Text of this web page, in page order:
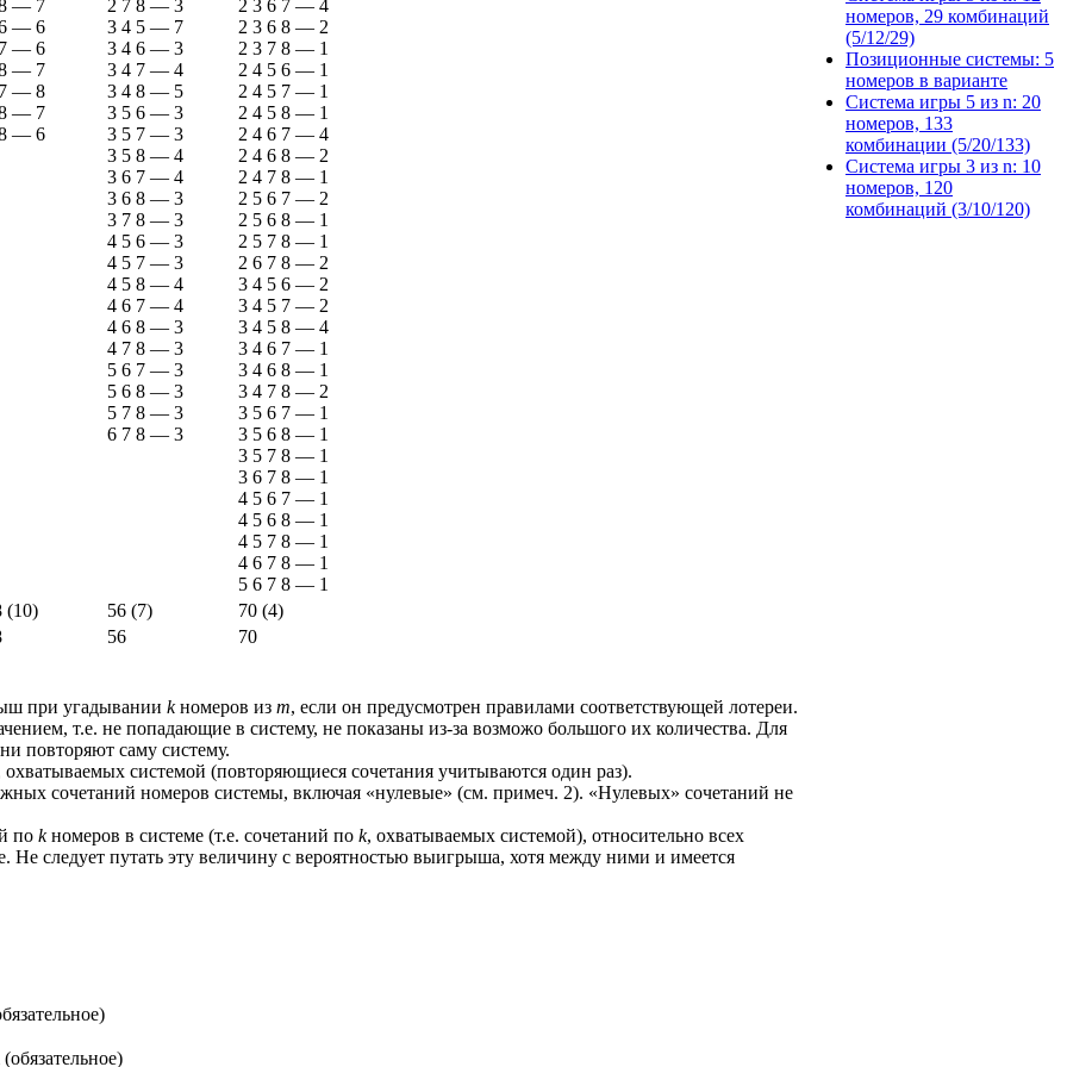
— 7
— 6
— 6
— 7
— 8
— 7
— 6
2 7 8 — 3
3 4 5 — 7
3 4 6 — 3
3 4 7 — 4
3 4 8 — 5
3 5 6 — 3
3 5 7 — 3
3 5 8 — 4
3 6 7 — 4
3 6 8 — 3
3 7 8 — 3
4 5 6 — 3
4 5 7 — 3
4 5 8 — 4
4 6 7 — 4
4 6 8 — 3
4 7 8 — 3
5 6 7 — 3
5 6 8 — 3
5 7 8 — 3
6 7 8 — 3
2 3 6 7 — 4
2 3 6 8 — 2
2 3 7 8 — 1
2 4 5 6 — 1
2 4 5 7 — 1
2 4 5 8 — 1
2 4 6 7 — 4
2 4 6 8 — 2
2 4 7 8 — 1
2 5 6 7 — 2
2 5 6 8 — 1
2 5 7 8 — 1
2 6 7 8 — 2
3 4 5 6 — 2
3 4 5 7 — 2
3 4 5 8 — 4
3 4 6 7 — 1
3 4 6 8 — 1
3 4 7 8 — 2
3 5 6 7 — 1
3 5 6 8 — 1
3 5 7 8 — 1
3 6 7 8 — 1
4 5 6 7 — 1
4 5 6 8 — 1
4 5 7 8 — 1
4 6 7 8 — 1
5 6 7 8 — 1
(10) 56 (7)
70 (4)
56
70
при угадывании kномеров из m, если он предусмотрен правилами соответствующей лотереи.
т.е. не попадающие в систему, не показаны из-за возможо большого их количества. Для
повторяют саму систему.
системой (повторяющиеся сочетания учитываются один раз).
сочетаний номеров системы, включая «нулевые» (см. примеч. 2). «Нулевых» сочетаний не
по kномеров в системе (т.е. сочетаний по k, охватываемых системой), относительно всех
Не следует путать эту величину с вероятностью выигрыша, хотя между ними и имеется
номеров, 29 комбинаций
(5/12/29)
Позиционные системы: 5
номеров в варианте
Система игры 5 из n: 20
номеров, 133
комбинации (5/20/133)
Система игры 3 из n: 10
номеров, 120
комбинаций (3/10/120)